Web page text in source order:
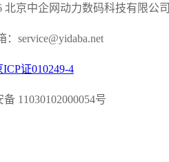
北京中企网动力数码科技有限公司
：service@yidaba.net
ICP证010249-4
11030102000054号